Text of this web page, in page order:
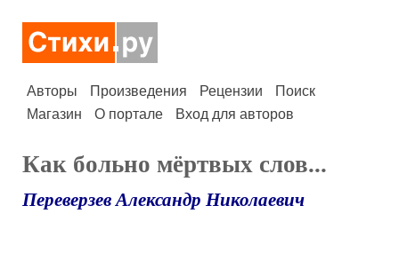
Авторы Произведения Рецензии
Поиск
Магазин
О портале Вход для авторов
Как больно мёртвых слов...
Переверзев Александр Николаевич